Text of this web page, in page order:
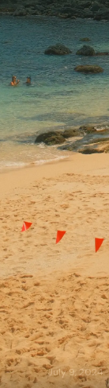
July 9, 2024 ·